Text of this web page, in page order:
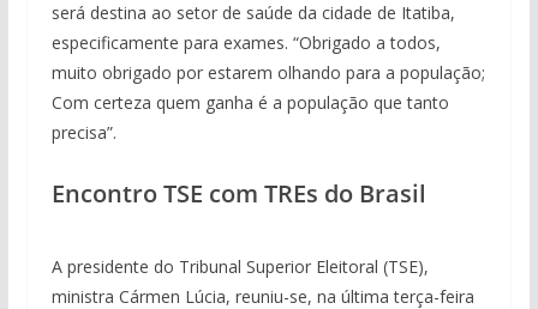
será destina ao setor de saúde da cidade de Itatiba,
especificamente para exames. “Obrigado a todos,
muito obrigado por estarem olhando para a população;
Com certeza quem ganha é a população que tanto
precisa”.
Encontro TSE com TREs do Brasil
A presidente do Tribunal Superior Eleitoral (TSE),
ministra Cármen Lúcia, reuniu-se, na última terça-feira